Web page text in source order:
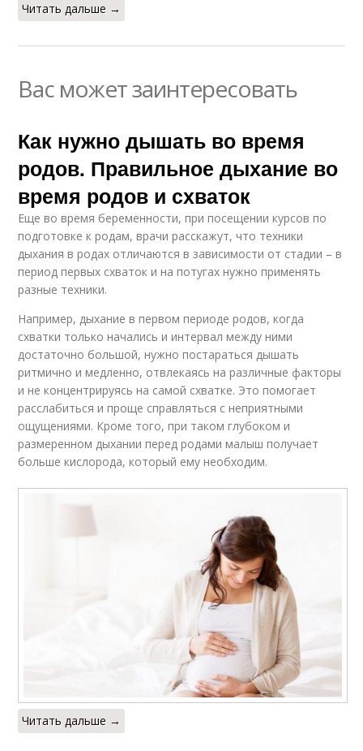
Читать дальше →
Вас может заинтересовать
Как нужно дышать во время
родов. Правильное дыхание во
время родов и схваток
Еще во время беременности, при посещении курсов по
подготовке к родам, врачи расскажут, что техники
дыхания в родах отличаются в зависимости от стадии – в
период первых схваток и на потугах нужно применять
разные техники.
Например, дыхание в первом периоде родов, когда
схватки только начались и интервал между ними
достаточно большой, нужно постараться дышать
ритмично и медленно, отвлекаясь на различные факторы
и не концентрируясь на самой схватке. Это помогает
расслабиться и проще справляться с неприятными
ощущениями. Кроме того, при таком глубоком и
размеренном дыхании перед родами малыш получает
больше кислорода, который ему необходим.
Читать дальше →